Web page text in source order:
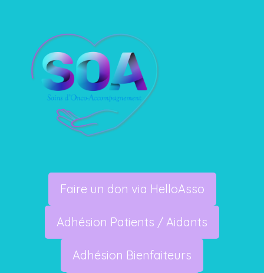
Faire un don via HelloAsso
Adhésion Patients / Aidants
Adhésion Bienfaiteurs